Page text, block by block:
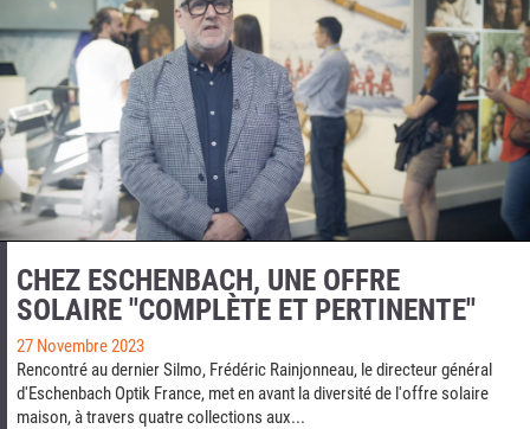
CHEZ ESCHENBACH, UNE OFFRE
SOLAIRE "COMPLÈTE ET PERTINENTE"
27 Novembre 2023
Rencontré au dernier Silmo, Frédéric Rainjonneau, le directeur général
d'Eschenbach Optik France, met en avant la diversité de l'offre solaire
maison, à travers quatre collections aux...